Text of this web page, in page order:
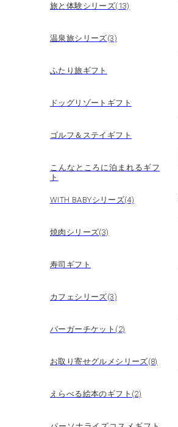
旅と体験シリーズ(13)
温泉旅シリーズ(3)
ふたり旅ギフト
ドッグリゾートギフト
ゴルフ＆ステイギフト
こんなところに泊まれるギフ
ト
WITH BABYシリーズ(4)
焼肉シリーズ(3)
寿司ギフト
カフェシリーズ(3)
バーガーチケット(2)
お取り寄せグルメシリーズ(8)
えらべる絵本のギフト(2)